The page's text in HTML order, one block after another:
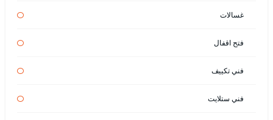
غسالات
فتح اقفال
فني تكييف
فني ستلايت